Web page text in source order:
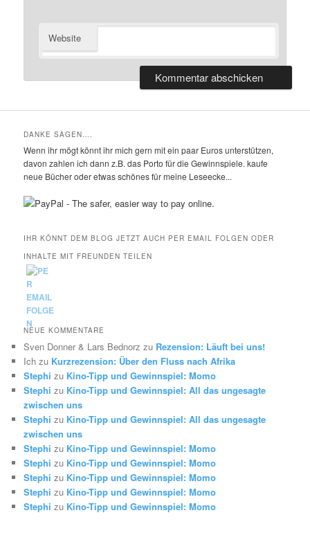
Website
DANKE SAGEN….
Wenn ihr mögt könnt ihr mich gern mit ein paar Euros unterstützen,
davon zahlen ich dann z.B. das Porto für die Gewinnspiele. kaufe
neue Bücher oder etwas schönes für meine Leseecke...
IHR KÖNNT DEM BLOG JETZT AUCH PER EMAIL FOLGEN ODER
INHALTE MIT FREUNDEN TEILEN
NEUE KOMMENTARE
Sven Donner & Lars Bednorz zu Rezension: Läuft bei uns!
Ich zu Kurzrezension: Über den Fluss nach Afrika
Stephi zu Kino-Tipp und Gewinnspiel: Momo
Stephi zu Kino-Tipp und Gewinnspiel: All das ungesagte
zwischen uns
Stephi zu Kino-Tipp und Gewinnspiel: All das ungesagte
zwischen uns
Stephi zu Kino-Tipp und Gewinnspiel: Momo
Stephi zu Kino-Tipp und Gewinnspiel: Momo
Stephi zu Kino-Tipp und Gewinnspiel: Momo
Stephi zu Kino-Tipp und Gewinnspiel: Momo
Stephi zu Kino-Tipp und Gewinnspiel: Momo